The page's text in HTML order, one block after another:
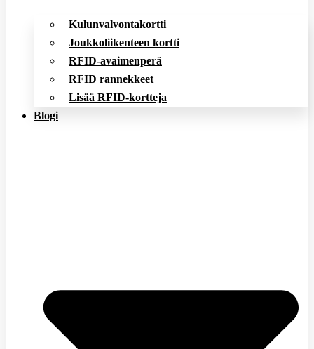
Kulunvalvontakortti
Joukkoliikenteen kortti
RFID-avaimenperä
RFID rannekkeet
Lisää RFID-kortteja
Blogi